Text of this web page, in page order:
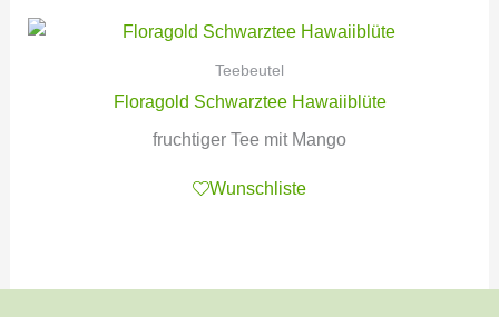
Teebeutel
Floragold Schwarztee Hawaiiblüte
fruchtiger Tee mit Mango
Wunschliste